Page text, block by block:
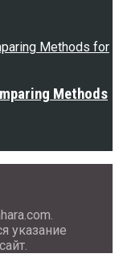
Methods
указание